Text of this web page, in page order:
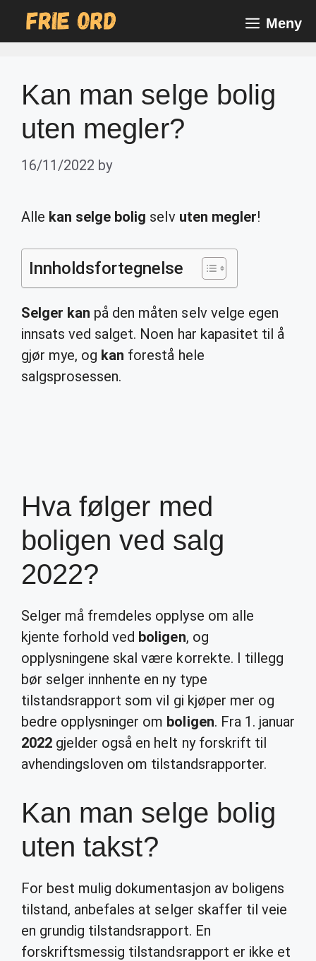
Meny
Kan man selge bolig
uten megler?
16/11/2022 by
Alle kan selge bolig selv uten megler!
Innholdsfortegnelse
Selger kan på den måten selv velge egen
innsats ved salget. Noen har kapasitet til å
gjør mye, og kan forestå hele
salgsprosessen.
Hva følger med
boligen ved salg
2022?
Selger må fremdeles opplyse om alle
kjente forhold ved boligen, og
opplysningene skal være korrekte. I tillegg
bør selger innhente en ny type
tilstandsrapport som vil gi kjøper mer og
bedre opplysninger om boligen. Fra 1. januar
2022 gjelder også en helt ny forskrift til
avhendingsloven om tilstandsrapporter.
Kan man selge bolig
uten takst?
For best mulig dokumentasjon av boligens
tilstand, anbefales at selger skaffer til veie
en grundig tilstandsrapport. En
forskriftsmessig tilstandsrapport er ikke et